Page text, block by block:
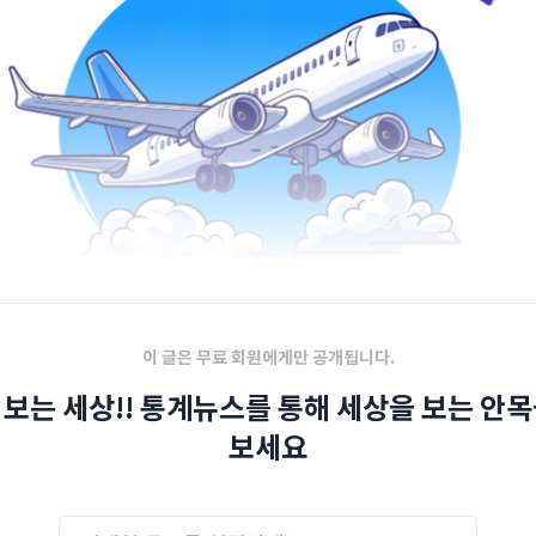
이 글은 무료 회원에게만 공개됩니다.
는 세상!! 통계뉴스를 통해 세상을 보는 안
보세요